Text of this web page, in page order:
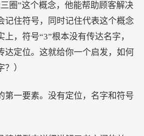
圈”这个概念，他能帮助顾客解决
记住符号，同时记住代表这个概念
，符号“3”根本没有传达名字，
达定位。这就给你一个启发，如何
）
第一要素。没有定位，名字和符号